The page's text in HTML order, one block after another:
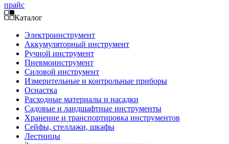
прайс
Каталог
Электроинструмент
Аккумуляторный инструмент
Ручной инструмент
Пневмоинструмент
Силовой инструмент
Измерительные и контрольные приборы
Оснастка
Расходные материалы и насадки
Садовые и ландшафтные инструменты
Хранение и транспортировка инструментов
Сейфы, стеллажи, шкафы
Лестницы